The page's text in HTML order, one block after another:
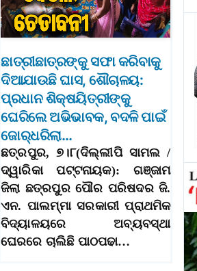
ଛାତ୍ରୀଛାତ୍ରଙ୍କୁ ସଫା କରିବାକୁ
ଦିଆଯାଉଛି ଘାସ, ଶୌଚାଳୟ:
ପ୍ରଧାନ ଶିକ୍ଷୟିତ୍ରୀଙ୍କୁ
ଘେରିଲେ ଅଭିଭାବକ, ବଦଳି ପାଇଁ
ଜୋର୍‌ଧରିଲା…
ଛତ୍ରପୁର, ୭।୮(ଦିଲ୍ଲୀପି ସାମଲ /
ଦ୍ୱାରିକା ପଟ୍ଟନାୟକ): ଗଞ୍ଜାମ
ଜିଲା ଛତ୍ରପୁର ପୌର ପରିଷଦର ଜି.
ଏନ. ପାଲମ୍ମା ସରକାରୀ ପ୍ରାଥମିକ
ବିଦ୍ୟାଳୟରେ ଅବ୍ୟବସ୍ଥା
ଘେରରେ ଚାଲିଛି ପାଠପଢା…